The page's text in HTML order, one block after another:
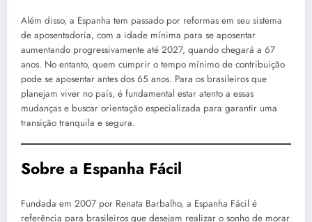
Além disso, a Espanha tem passado por reformas em seu sistema
de aposentadoria, com a idade mínima para se aposentar
aumentando progressivamente até 2027, quando chegará a 67
anos. No entanto, quem cumprir o tempo mínimo de contribuição
pode se aposentar antes dos 65 anos. Para os brasileiros que
planejam viver no país, é fundamental estar atento a essas
mudanças e buscar orientação especializada para garantir uma
transição tranquila e segura.
Sobre a Espanha Fácil
Fundada em 2007 por Renata Barbalho, a Espanha Fácil é
referência para brasileiros que desejam realizar o sonho de morar